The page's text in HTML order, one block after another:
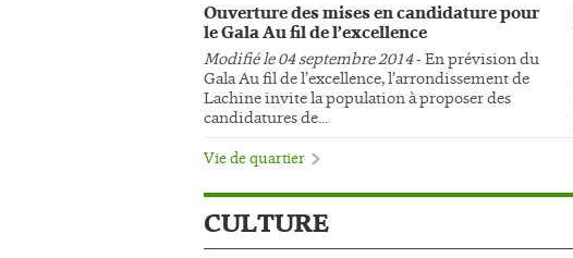
Ouverture des mises en candidature pour
le Gala Au fil de l’excellence
Modifié le 04 septembre 2014- En prévision du
Gala Au fil de l’excellence, l’arrondissement de
Lachine invite la population à proposer des
candidatures de...
Vie de quartier
CULTURE